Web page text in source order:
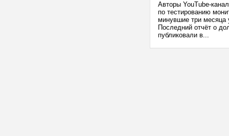
Авторы YouTube-
по тестированию
минувшие три месяца
Последний отчёт о
публиковали в...